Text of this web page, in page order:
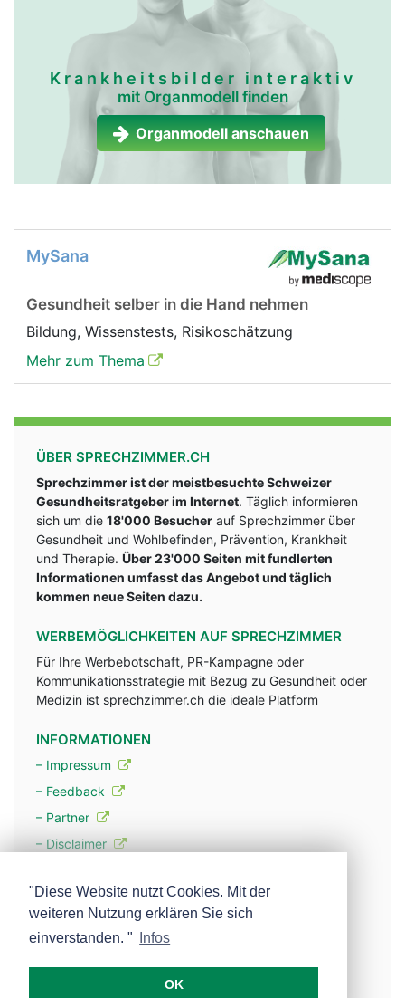
Krankheitsbilder interaktiv
mit Organmodell finden
Organmodell anschauen
MySana
Gesundheit selber in die Hand nehmen
Bildung, Wissenstests, Risikoschätzung
Mehr zum Thema
ÜBER SPRECHZIMMER.CH
Sprechzimmer ist der meistbesuchte Schweizer
Gesundheitsratgeber im Internet. Täglich informieren
sich um die 18'000 Besucher auf Sprechzimmer über
Gesundheit und Wohlbefinden, Prävention, Krankheit
und Therapie. Über 23'000 Seiten mit fundlerten
Informationen umfasst das Angebot und täglich
kommen neue Seiten dazu.
WERBEMÖGLICHKEITEN AUF SPRECHZIMMER
Für Ihre Werbebotschaft, PR-Kampagne oder
Kommunikationsstrategie mit Bezug zu Gesundheit oder
Medizin ist sprechzimmer.ch die ideale Platform
INFORMATIONEN
– Impressum
– Feedback
– Partner
– Disclaimer
– Werbung
– Mehr über unsere Experten
"Diese Website nutzt Cookies. Mit der
weiteren Nutzung erklären Sie sich
einverstanden. "
Infos
OK